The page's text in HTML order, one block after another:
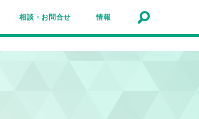
紹介
相談・お問合せ 情報